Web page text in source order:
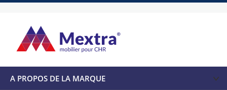
A PROPOS DE LA MARQUE